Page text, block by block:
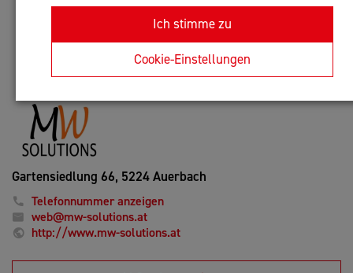
Ich stimme zu
Cookie-Einstellungen
IT-Dienstleistung
Anfrage oder Rückruf
Gartensiedlung 66, 5224 Auerbach
Telefonnummer anzeigen
web@mw-solutions.at
http://www.mw-solutions.at